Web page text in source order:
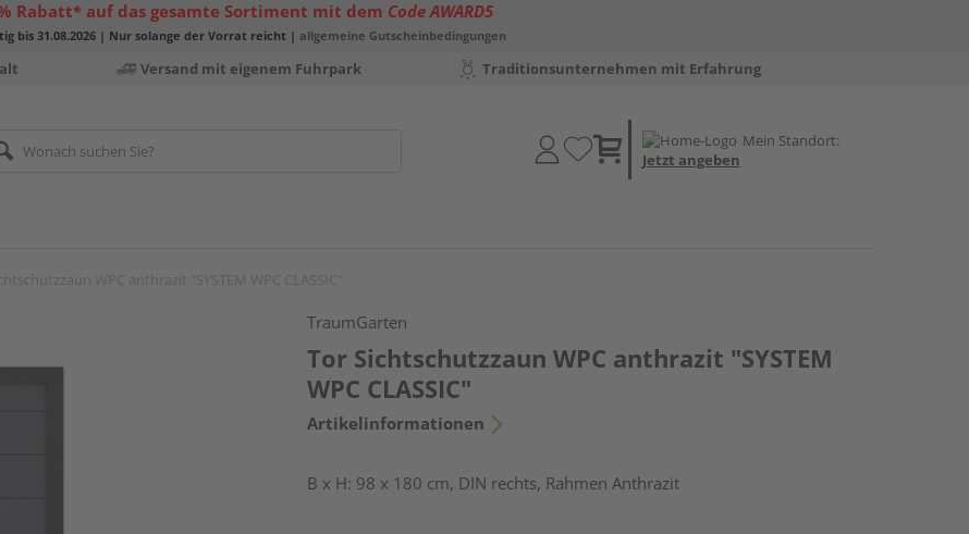
Rabatt* auf das gesamte Sortiment mit dem Code AWARD5
bis 31.08.2026 | Nur solange der Vorrat reicht | allgemeine Gutscheinbedingungen
Versand mit eigenem Fuhrpark Traditionsunternehmen mit Erfahrung
Mein Standort:
Jetzt angeben
TraumGarten
Tor Sichtschutzzaun WPC anthrazit "SYSTEM
WPC CLASSIC"
Artikelinformationen
B x H: 98 x 180 cm, DIN rechts, Rahmen Anthrazit